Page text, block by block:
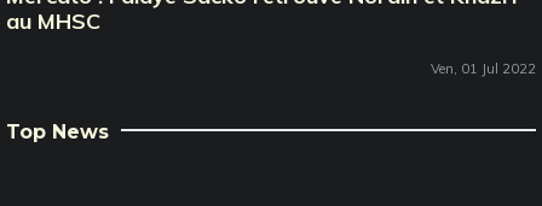
au MHSC
Ven, 01 Jul 2022
Top News